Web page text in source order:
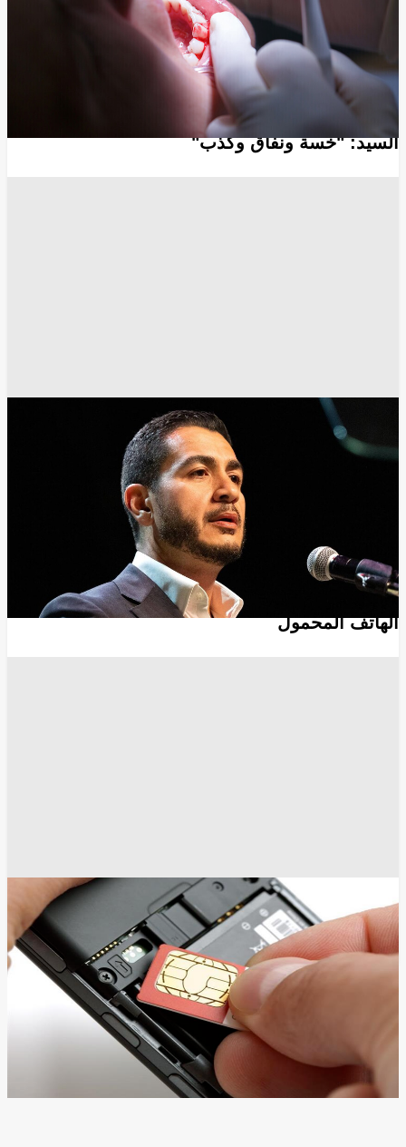
Save post
Share انسخ الرابط
أخبار العالم العربي
مصر.. هجوم حاد من علماء الأزهر على عبد الرحمن
السيد: "خسة ونفاق وكذب"
أخبار أمريكا أخبار مصر اليوم الأزهر
مجلس الشيوخ الأمريكي
واشنطن
انسخ الرابط
أخبار العالم العربي
إجراء مصري جديد بعد فضيحة تسجيل خطوط
الهاتف المحمول
أخبار مصر أخبار مصر اليوم جرائم
11699
Save post
Share انسخ الرابط